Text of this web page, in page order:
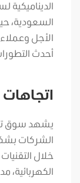
الديناميكية
السعودية،
الأجل
أحدث
يشهد سوق
الشركات
خلال
الكهربائية،